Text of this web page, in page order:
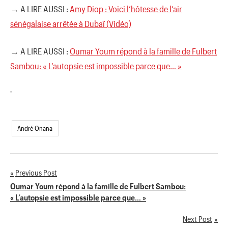
→ A LIRE AUSSI : Amy Diop : Voici l’hôtesse de l’air
sénégalaise arrêtée à Dubaï (Vidéo)
→ A LIRE AUSSI : Oumar Youm répond à la famille de Fulbert
Sambou: « L’autopsie est impossible parce que… »
'
André Onana
Navigation
de
Previous Post
Oumar Youm répond à la famille de Fulbert Sambou:
« L’autopsie est impossible parce que… »
Next Post